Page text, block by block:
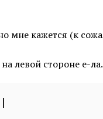
мне кажется (к
левой стороне е-ла.
|